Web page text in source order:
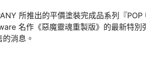
所推出的平價塗裝完成品系列『POP
名作《惡魔靈魂重製版》的最新特別
消息。